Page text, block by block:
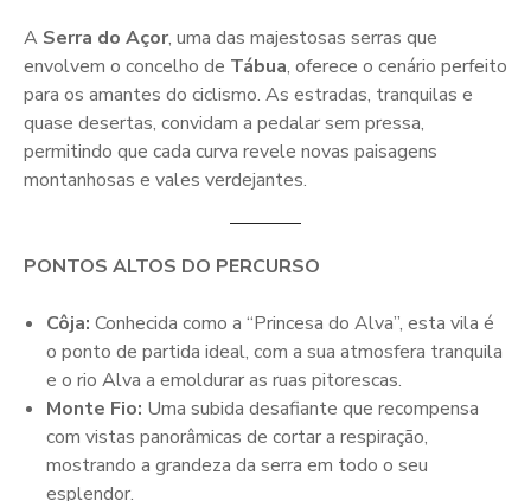
A Serra do Açor, uma das majestosas serras que
envolvem o concelho de Tábua, oferece o cenário perfeito
para os amantes do ciclismo. As estradas, tranquilas e
quase desertas, convidam a pedalar sem pressa,
permitindo que cada curva revele novas paisagens
montanhosas e vales verdejantes.
PONTOS ALTOS DO PERCURSO
Côja: Conhecida como a “Princesa do Alva”, esta vila é
o ponto de partida ideal, com a sua atmosfera tranquila
e o rio Alva a emoldurar as ruas pitorescas.
Monte Fio: Uma subida desafiante que recompensa
com vistas panorâmicas de cortar a respiração,
mostrando a grandeza da serra em todo o seu
esplendor.